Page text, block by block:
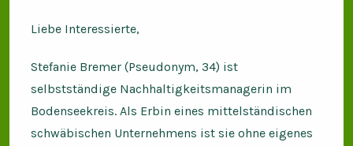
Liebe Interessierte,
Stefanie Bremer (Pseudonym, 34) ist
selbstständige Nachhaltigkeitsmanagerin im
Bodenseekreis. Als Erbin eines mittelständischen
schwäbischen Unternehmens ist sie ohne eigenes